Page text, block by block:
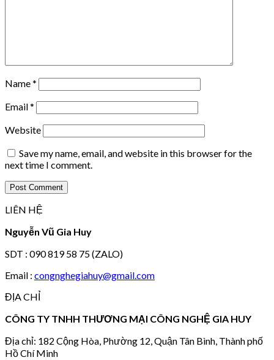
Name*
Email*
Website
Save my name, email, and website in this browser for the
next time I comment.
LIÊN HỆ
Nguyễn Vũ Gia Huy
SDT : 090 819 58 75 (ZALO)
Email : congnghegiahuy@gmail.com
ĐỊA CHỈ
CÔNG TY TNHH THƯƠNG MẠI CÔNG NGHỆ GIA HUY
Địa chỉ: 182 Cộng Hòa, Phường 12, Quận Tân Bình, Thành phố
Hồ Chí Minh